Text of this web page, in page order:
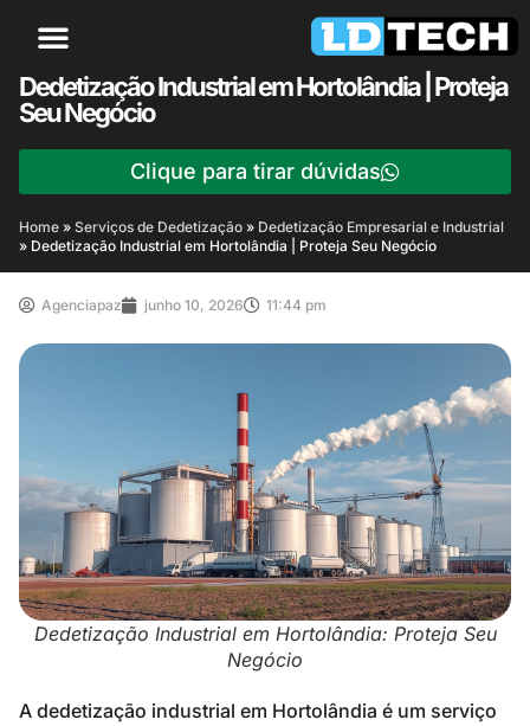
Dedetização Industrial em Hortolândia | Proteja
Seu Negócio
Clique para tirar dúvidas
Home » Serviços de Dedetização » Dedetização Empresarial e Industrial
» Dedetização Industrial em Hortolândia | Proteja Seu Negócio
Agenciapaz junho 10, 2026 11:44 pm
Dedetização Industrial em Hortolândia: Proteja Seu
Negócio
A dedetização industrial em Hortolândia é um serviço